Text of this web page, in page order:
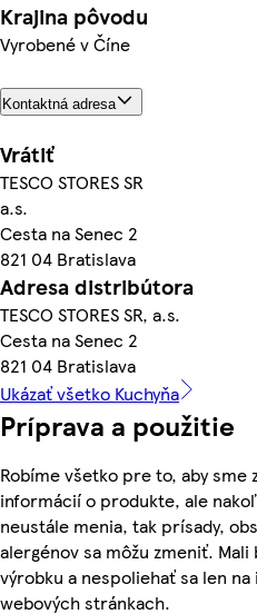
Krajina pôvodu
Vyrobené v Číne
Kontaktná adresa
Vrátiť
TESCO STORES SR
a.s.
Cesta na Senec 2
821 04 Bratislava
Adresa distribútora
TESCO STORES SR, a.s.
Cesta na Senec 2
821 04 Bratislava
Ukázať všetko Kuchyňa
Príprava a použitie
Robíme všetko pre to, aby
informácií o produkte, ale
neustále menia, tak prísady,
alergénov sa môžu zmeniť.
výrobku a nespoliehať sa len
webových stránkach.